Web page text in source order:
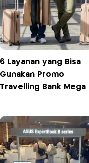
6 Layanan yang Bisa
Gunakan Promo
Travelling Bank Mega